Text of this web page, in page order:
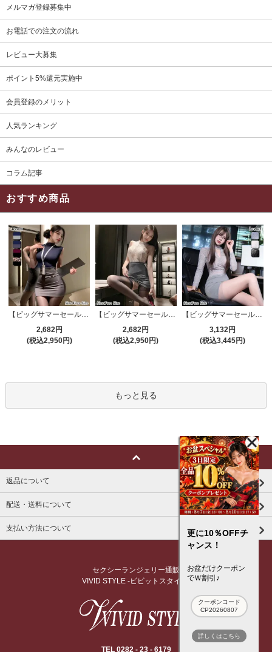
メルマガ登録募集中
お電話での注文の流れ
レビュー大募集
ポイント5%還元実施中
会員登録のメリット
人気ランキング
みんなのレビュー
コラム記事
おすすめ商品
【ビッグサマーセール対象品】セクシーコスプレ(SEXYCOSPLAY) 4421
2,682円
(税込2,950円)
【ビッグサマーセール対象品】セクシーコスプレ(SEXYCOSPLAY) 4191
2,682円
(税込2,950円)
【ビッグサマーセール対象品】セクシーコスプレ(SEXYCOSPLAY) 4173
3,132円
(税込3,445円)
もっと見る
返品について
配送・送料について
支払い方法について
セクシーランジェリー通販
VIVID STYLE -ビビットスタイル-
TEL 0282 - 23 - 6179
更に10％OFFチ
ャンス！
お盆だけクーポン
でＷ割引♪
クーポンコード
CP20260807
詳しくはこちら